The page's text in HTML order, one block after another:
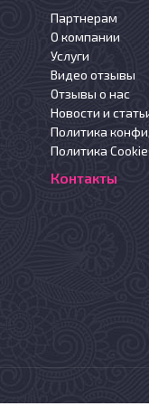
Партнерам
О компании
Услуги
Видео отзывы
Отзывы о нас
Новости и
Политика
Политика
Контакты